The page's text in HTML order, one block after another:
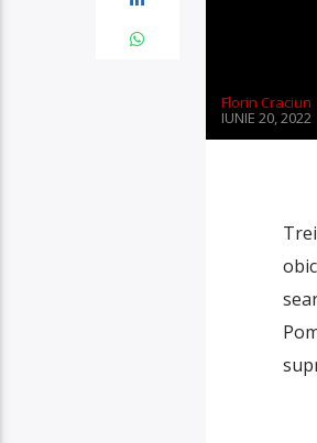
Florin Craciun
IUNIE 20, 2022